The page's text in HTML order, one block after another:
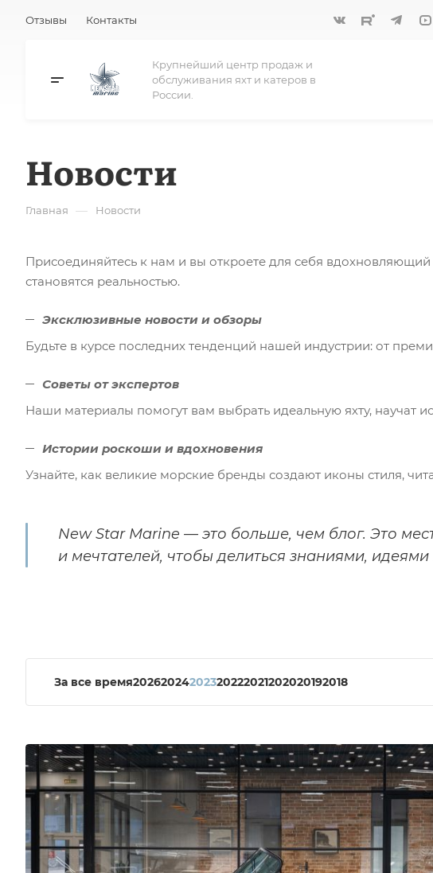
Отзывы Контакты
Крупнейший центр продаж и
обслуживания яхт и катеров в
России.
Новости
Главная — Новости
Присоединяйтесь к нам и вы откроете для себя
становятся реальностью.
Эксклюзивные новости и обзоры
Будьте в курсе последних тенденций нашей индустрии: от
Советы от экспертов
Наши материалы помогут вам выбрать идеальную яхту, научат
Истории роскоши и вдохновения
Узнайте, как великие морские бренды создают иконы стиля,
New Star Marine — это больше, чем блог. Это
и мечтателей, чтобы делиться знаниями,
За все время20262024202320222021202020192018